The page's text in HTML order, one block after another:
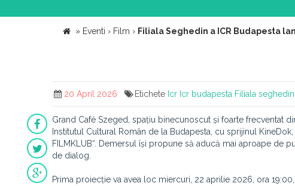
» Eventi › Film › Filiala Seghedin a ICR Budapesta
20 April 2026 Etichete Icr Icr budapesta Filiala seghedin
Grand Café Szeged, spațiu binecunoscut și foarte frecventat
Institutul Cultural Român de la Budapesta, cu sprijinul
FILMKLUB“. Demersul își propune să aducă mai aproape de
de dialog.
Prima proiecție va avea loc miercuri, 22 aprilie 2026, ora